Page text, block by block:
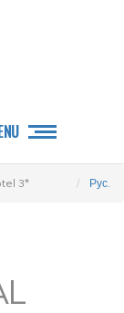
3* Рус.